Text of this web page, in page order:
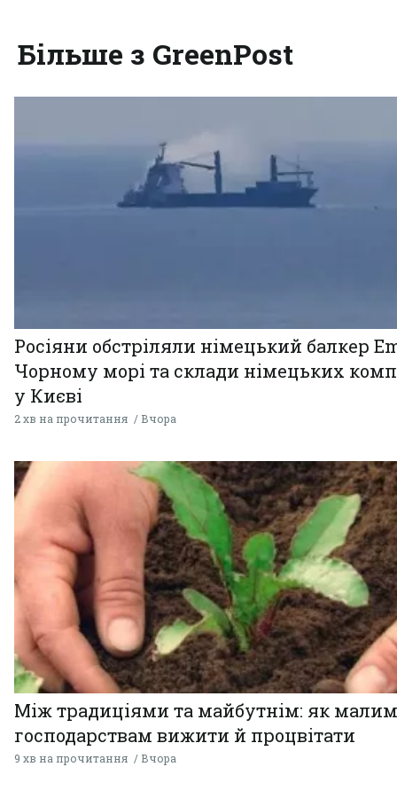
Більше з GreenPost
Росіяни обстріляли німецький балкер
Чорному морі та склади німецьких
у Києві
2 хв на прочитання Вчора
Між традиціями та майбутнім: як малим
господарствам вижити й процвітати
9 хв на прочитання Вчора